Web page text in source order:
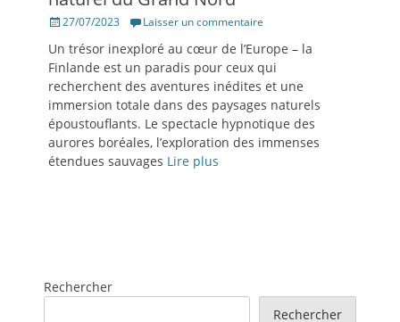
Posté27/07/2023 Laisser un commentaire
Un trésor inexploré au cœur de l’Europe – la
Finlande est un paradis pour ceux qui
recherchent des aventures inédites et une
immersion totale dans des paysages naturels
époustouflants. Le spectacle hypnotique des
aurores boréales, l’exploration des immenses
étendues sauvages Lire plus
Rechercher
Rechercher